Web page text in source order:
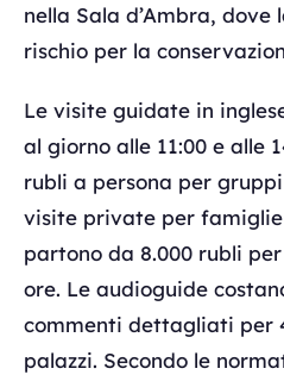
nella Sala d’Ambra,
rischio per la
Le visite guidate in
al giorno alle 11:00 e alle
rubli a persona per
visite private per
partono da 8.000 rubli
ore. Le audioguide
commenti dettagliati per
palazzi. Secondo le